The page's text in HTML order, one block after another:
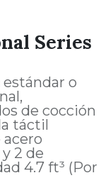
Series
o
de cocción
táctil
2 de
4.7 ft³ (Por